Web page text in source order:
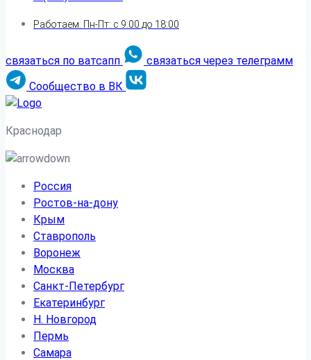
Работаем: Пн-Пт: с 9:00 до 18:00
связаться по ватсапп
связаться через телеграмм
Сообщество в ВК
Краснодар
Россия
Ростов-на-дону
Крым
Ставрополь
Воронеж
Москва
Санкт-Петербург
Екатеринбург
Н. Новгород
Пермь
Самара